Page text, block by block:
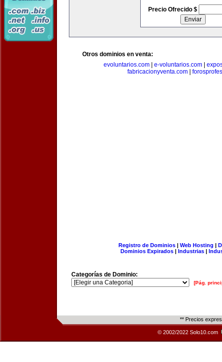
Precio Ofrecido $
Otros dominios en venta:
evoluntarios.com
e-voluntarios.com
fabricacionyventa.com
Registro de Dominios| Web Hosting |
Dominios Expirados | Industrias |
Categorías de Dominio:
[Pág.
** Precios
© 2002/2022 Solo10.com